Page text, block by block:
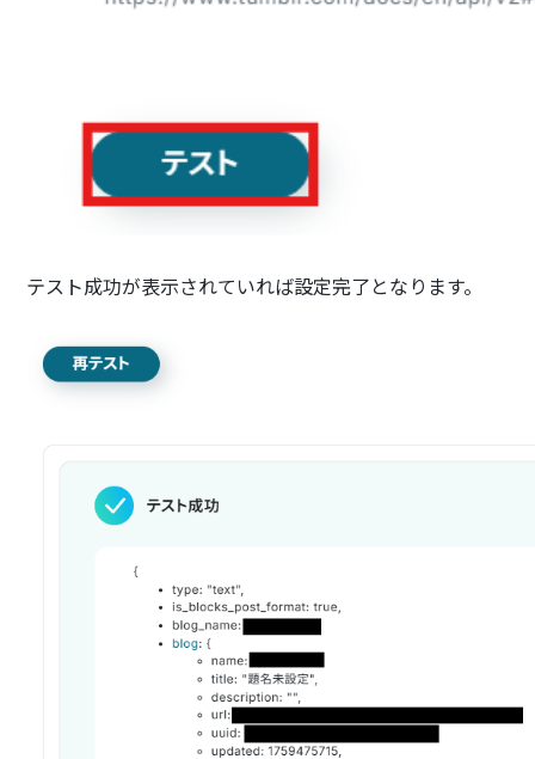
テスト成功が表示されていれば設定完了となります。